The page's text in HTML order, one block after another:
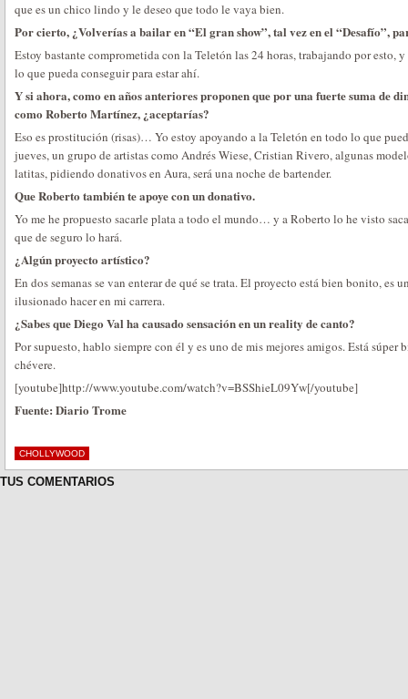
que es un chico lindo y le deseo que todo le vaya bien.
Por cierto, ¿Volverías a bailar en “El gran show”, tal vez en el “Desafío”,
Estoy bastante comprometida con la Teletón las 24 horas, trabajando por esto, y
lo que pueda conseguir para estar ahí.
Y si ahora, como en años anteriores proponen que por una fuerte suma de
como Roberto Martínez, ¿aceptarías?
Eso es prostitución (risas)… Yo estoy apoyando a la Teletón en todo lo que
jueves, un grupo de artistas como Andrés Wiese, Cristian Rivero, algunas
latitas, pidiendo donativos en Aura, será una noche de bartender.
Que Roberto también te apoye con un donativo.
Yo me he propuesto sacarle plata a todo el mundo… y a Roberto lo he visto
que de seguro lo hará.
¿Algún proyecto artístico?
En dos semanas se van enterar de qué se trata. El proyecto está bien bonito, es
ilusionado hacer en mi carrera.
¿Sabes que Diego Val ha causado sensación en un reality de canto?
Por supuesto, hablo siempre con él y es uno de mis mejores amigos. Está súper
chévere.
[youtube]http://www.youtube.com/watch?v=BSShieL09Yw[/youtube]
Fuente: Diario Trome
CHOLLYWOOD
TUS COMENTARIOS